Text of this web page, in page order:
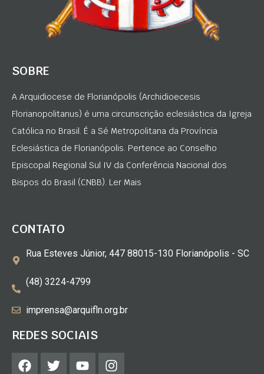
SOBRE
A Arquidiocese de Florianópolis (Archidioecesis
Florianopolitanus) é uma circunscrição eclesiástica da Igreja
Católica no Brasil. É a Sé Metropolitana da Província
Eclesiástica de Florianópolis. Pertence ao Conselho
Episcopal Regional Sul IV da Conferência Nacional dos
Bispos do Brasil (CNBB). Ler Mais
CONTATO
Rua Esteves Júnior, 447 88015-130 Florianópolis - SC
(48) 3224-4799
imprensa@arquifln.org.br
REDES SOCIAIS